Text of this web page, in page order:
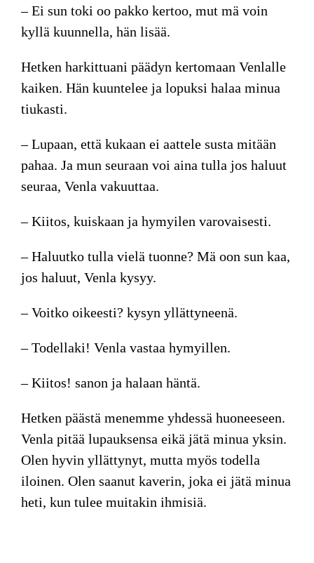
– Ei sun toki oo pakko kertoo, mut mä voin
kyllä kuunnella, hän lisää.
Hetken harkittuani päädyn kertomaan Venlalle
kaiken. Hän kuuntelee ja lopuksi halaa minua
tiukasti.
– Lupaan, että kukaan ei aattele susta mitään
pahaa. Ja mun seuraan voi aina tulla jos haluut
seuraa, Venla vakuuttaa.
– Kiitos, kuiskaan ja hymyilen varovaisesti.
– Haluutko tulla vielä tuonne? Mä oon sun kaa,
jos haluut, Venla kysyy.
– Voitko oikeesti? kysyn yllättyneenä.
– Todellaki! Venla vastaa hymyillen.
– Kiitos! sanon ja halaan häntä.
Hetken päästä menemme yhdessä huoneeseen.
Venla pitää lupauksensa eikä jätä minua yksin.
Olen hyvin yllättynyt, mutta myös todella
iloinen. Olen saanut kaverin, joka ei jätä minua
heti, kun tulee muitakin ihmisiä.